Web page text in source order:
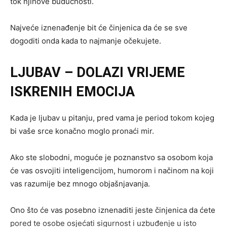
Najveće iznenađenje bit će činjenica da će se sve
dogoditi onda kada to najmanje očekujete.
LJUBAV – DOLAZI VRIJEME
ISKRENIH EMOCIJA
Kada je ljubav u pitanju, pred vama je period tokom kojeg
bi vaše srce konačno moglo pronaći mir.
Ako ste slobodni, moguće je poznanstvo sa osobom koja
će vas osvojiti inteligencijom, humorom i načinom na koji
vas razumije bez mnogo objašnjavanja.
Ono što će vas posebno iznenaditi jeste činjenica da ćete
pored te osobe osjećati sigurnost i uzbuđenje u isto